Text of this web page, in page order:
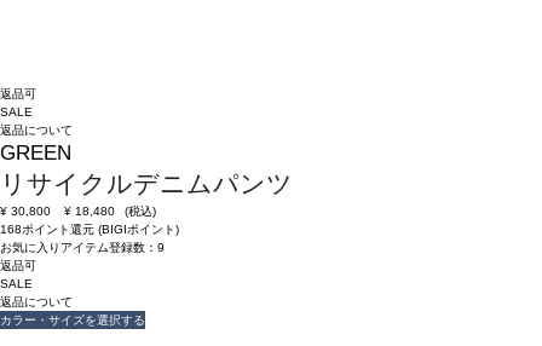
返品可
SALE
返品について
GREEN
リサイクルデニムパンツ
¥ 30,800 ¥ 18,480
(税込)
168ポイント還元 (BIGIポイント)
お気に入りアイテム登録数： 9
返品可
SALE
返品について
カラー・サイズを選択する